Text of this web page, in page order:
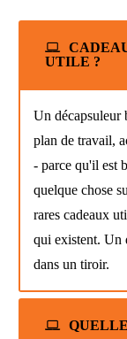
UTILE ?
Un décapsuleur
plan de travail,
- parce qu'il est
quelque chose
rares cadeaux
qui existent. Un
dans un tiroir.